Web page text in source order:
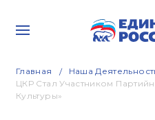
Главная Наша
ЦКР Стал Участником
Культуры»